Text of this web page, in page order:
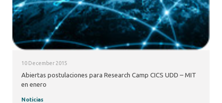
10 December 2015
Abiertas postulaciones para Research Camp CICS UDD – MIT
en enero
Noticias